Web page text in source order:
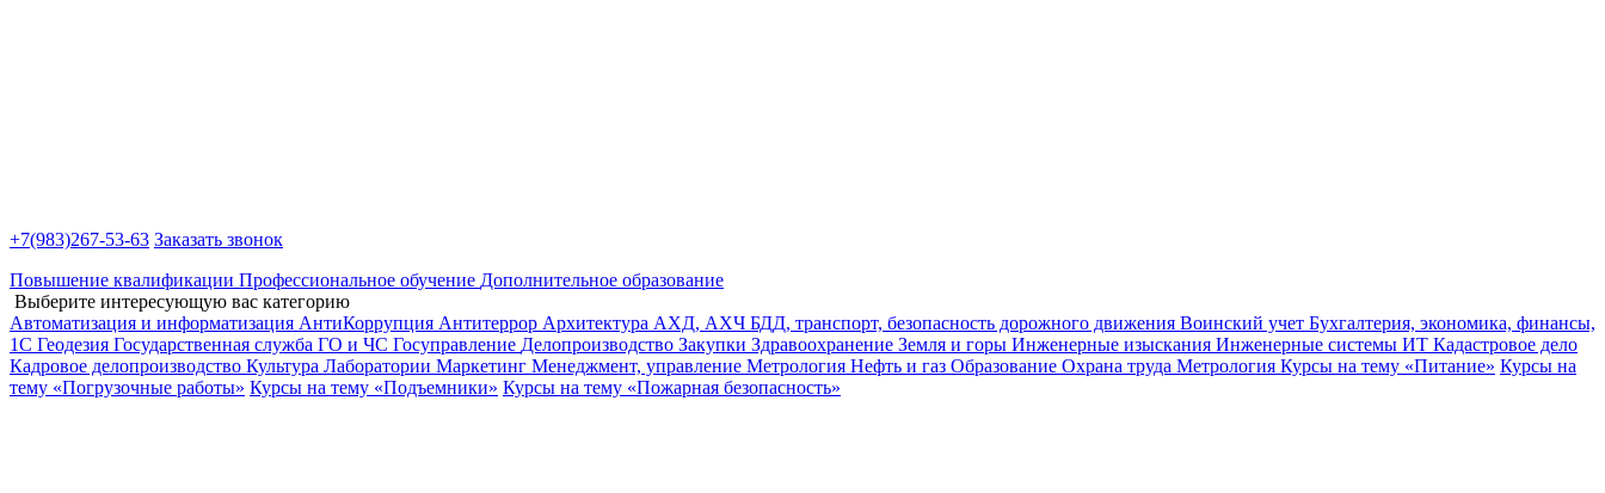
+7(983)267-53-63 Заказать звонок
Повышение квалификации Профессиональное обучение Дополнительное образование
Выберите интересующую вас категорию
Автоматизация и информатизация АнтиКоррупция Антитеррор Архитектура АХД, АХЧ БДД, транспорт, безопасность дорожного движения Воинский учет Бухгалтерия, экономика, финансы,
1С Геодезия Государственная служба ГО и ЧС Госуправление Делопроизводство Закупки Здравоохранение Земля и горы Инженерные изыскания Инженерные системы ИТ Кадастровое дело
Кадровое делопроизводство Культура Лаборатории Маркетинг Менеджмент, управление Метрология Нефть и газ Образование Охрана труда Метрология Курсы на тему «Питание» Курсы на
тему «Погрузочные работы» Курсы на тему «Подъемники» Курсы на тему «Пожарная безопасность»